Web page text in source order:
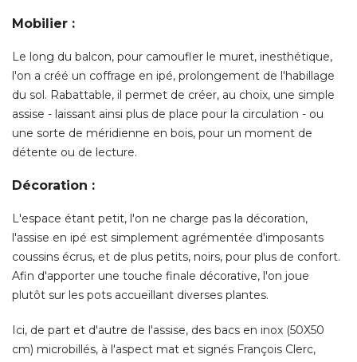
Mobilier :
Le long du balcon, pour camoufler le muret, inesthétique,
l'on a créé un coffrage en ipé, prolongement de l'habillage
du sol. Rabattable, il permet de créer, au choix, une simple
assise - laissant ainsi plus de place pour la circulation - ou
une sorte de méridienne en bois, pour un moment de
détente ou de lecture.
Décoration :
L'espace étant petit, l'on ne charge pas la décoration,
l'assise en ipé est simplement agrémentée d'imposants
coussins écrus, et de plus petits, noirs, pour plus de confort.
Afin d'apporter une touche finale décorative, l'on joue
plutôt sur les pots accueillant diverses plantes.
Ici, de part et d'autre de l'assise, des bacs en inox (50X50
cm) microbillés, à l'aspect mat et signés François Clerc,